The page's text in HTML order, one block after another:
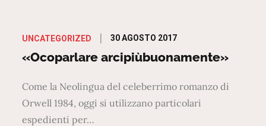
UNCATEGORIZED
Posted
on
30 AGOSTO 2017
«Ocoparlare arcipiùbuonamente»
Come la Neolingua del celeberrimo romanzo di
Orwell 1984, oggi si utilizzano particolari
espedienti per…